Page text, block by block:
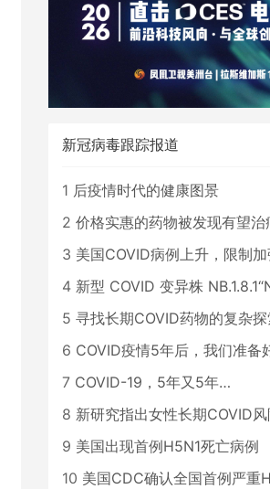
新冠病毒跟踪报道
1 后疫情时代的健康图景
2 价格实惠的药物被发现有望治疗
3 美国COVID病例上升，限制加强针
4 新型 COVID 变异株 NB.1.8.1“Nimbus”现已
5 寻找长期COVID药物的复杂探
6 COVID疫情5年后，我们准备好迎接下
7 COVID-19，5年又5年…
8 新研究指出女性长期COVID风险更高 少
9 美国出现首例H5N1死亡病例
10 美国CDC确认全国首例严重H5N1病例